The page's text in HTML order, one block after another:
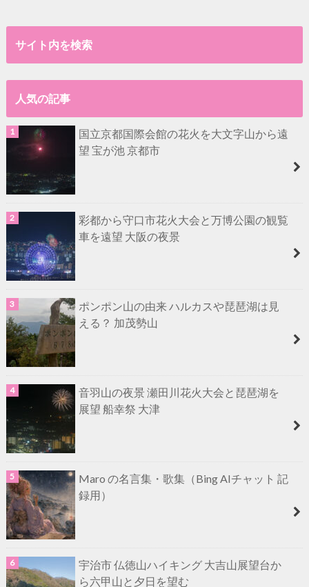
サイト内を検索
人気の記事
国立京都国際会館の花火を大文字山から遠
望 宝が池 京都市
彩都から守口市花火大会と万博公園の観覧
車を遠望 大阪の夜景
ポンポン山の由来 ハルカスや琵琶湖は見
える？ 加茂勢山
音羽山の夜景 瀬田川花火大会と琵琶湖を
展望 船幸祭 大津
Maro の名言集・歌集（Bing AIチャット 記
録用）
宇治市 仏徳山ハイキング 大吉山展望台か
ら六甲山と夕日を望む